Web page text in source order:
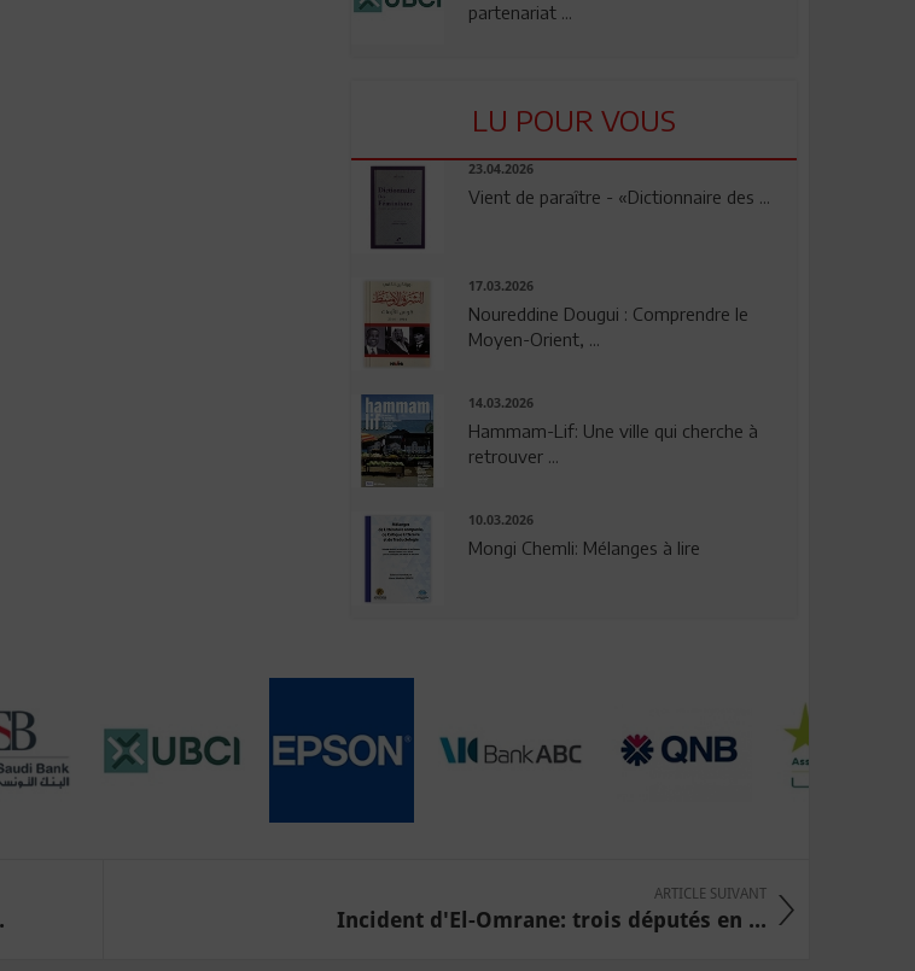
partenariat ...
LU POUR VOUS
23.04.2026
Vient de paraître - «Dictionnaire des ...
17.03.2026
Noureddine Dougui : Comprendre le
Moyen-Orient, ...
14.03.2026
Hammam-Lif: Une ville qui cherche à
retrouver ...
10.03.2026
Mongi Chemli: Mélanges à lire
ARTICLE SUIVANT
Incident d'El-Omrane: trois députés en ...